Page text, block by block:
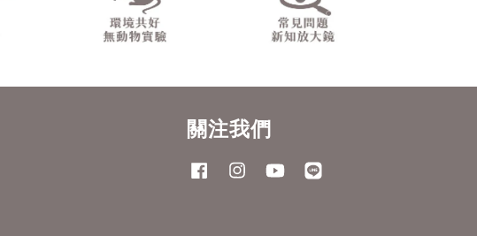
關注我們
FacebookInstagramYouTube